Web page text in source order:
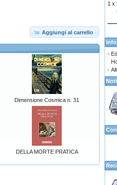
Aggiungi al carrello
Dimensione Cosmica n. 31
DELLA MORTE PRATICA
1 x
-
-